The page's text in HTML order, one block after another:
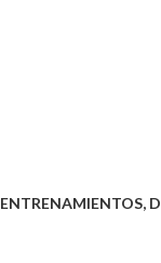
ENTRENAMIENTOS,